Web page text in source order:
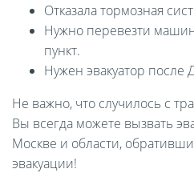
Отказала тормозная
Нужно перевезти
пункт.
Нужен эвакуатор после
Не важно, что случилось с
Вы всегда можете вызвать
Москве и области,
эвакуации!